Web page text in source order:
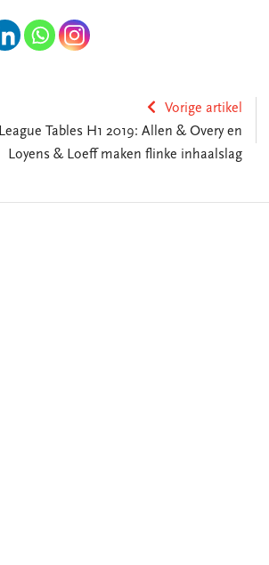
Vorige artikel
League Tables H1 2019: Allen & Overy en
Loyens & Loeff maken flinke inhaalslag